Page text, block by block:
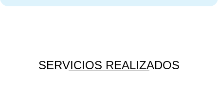
SERVICIOS REALIZADOS